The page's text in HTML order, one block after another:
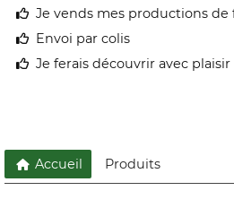
Je vends mes productions de
Envoi par colis
Je ferais découvrir avec
Accueil Produits